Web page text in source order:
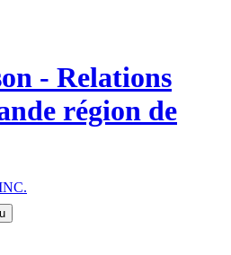
- Relations
région de